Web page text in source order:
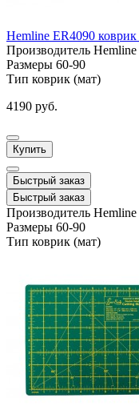
Hemline ER4090
Производитель Hemline
Размеры 60-90
Тип коврик (мат)
4190 руб.
Купить
Быстрый заказ
Быстрый заказ
Производитель Hemline
Размеры 60-90
Тип коврик (мат)